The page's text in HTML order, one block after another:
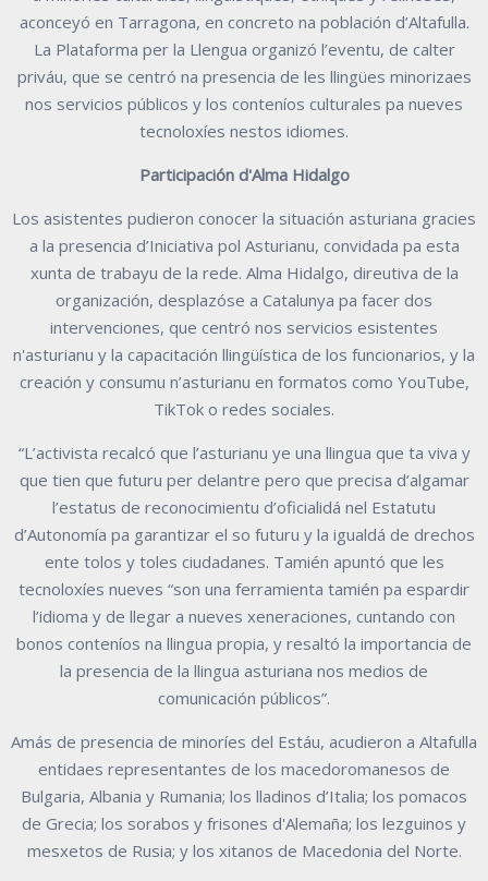
aconceyó en Tarragona, en concreto na población d’Altafulla.
La Plataforma per la Llengua organizó l’eventu, de calter
priváu, que se centró na presencia de les llingües minorizaes
nos servicios públicos y los conteníos culturales pa nueves
tecnoloxíes nestos idiomes.
Participación d'Alma Hidalgo
Los asistentes pudieron conocer la situación asturiana gracies
a la presencia d’Iniciativa pol Asturianu, convidada pa esta
xunta de trabayu de la rede. Alma Hidalgo, direutiva de la
organización, desplazóse a Catalunya pa facer dos
intervenciones, que centró nos servicios esistentes
n'asturianu y la capacitación llingüística de los funcionarios, y la
creación y consumu n’asturianu en formatos como YouTube,
TikTok o redes sociales.
“L’activista recalcó que l’asturianu ye una llingua que ta viva y
que tien que futuru per delantre pero que precisa d’algamar
l’estatus de reconocimientu d’oficialidá nel Estatutu
d’Autonomía pa garantizar el so futuru y la igualdá de drechos
ente tolos y toles ciudadanes. Tamién apuntó que les
tecnoloxíes nueves “son una ferramienta tamién pa espardir
l’idioma y de llegar a nueves xeneraciones, cuntando con
bonos conteníos na llingua propia, y resaltó la importancia de
la presencia de la llingua asturiana nos medios de
comunicación públicos”.
Amás de presencia de minoríes del Estáu, acudieron a Altafulla
entidaes representantes de los macedoromanesos de
Bulgaria, Albania y Rumania; los lladinos d’Italia; los pomacos
de Grecia; los sorabos y frisones d'Alemaña; los lezguinos y
mesxetos de Rusia; y los xitanos de Macedonia del Norte.